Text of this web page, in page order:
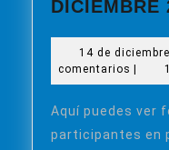
DICIEMBRE
14 de
comentarios
Aquí puedes ver fotos de todos los
participantes en